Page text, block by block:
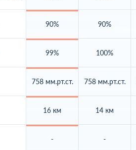
90%
99%
758 мм.рт.ст.
16 км
-
90%
100%
758 мм.рт.ст.
14 км
-